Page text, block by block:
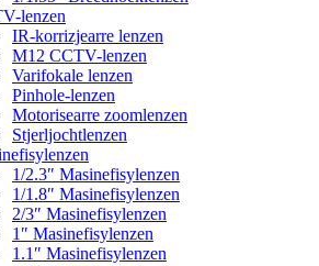
lenzen
IR-korrizjearre lenzen
M12 CCTV-lenzen
Varifokale lenzen
Pinhole-lenzen
Motorisearre zoomlenzen
Stjerljochtlenzen
1/2.3″ Masinefisylenzen
1/1.8″ Masinefisylenzen
2/3″ Masinefisylenzen
1″ Masinefisylenzen
1.1″ Masinefisylenzen